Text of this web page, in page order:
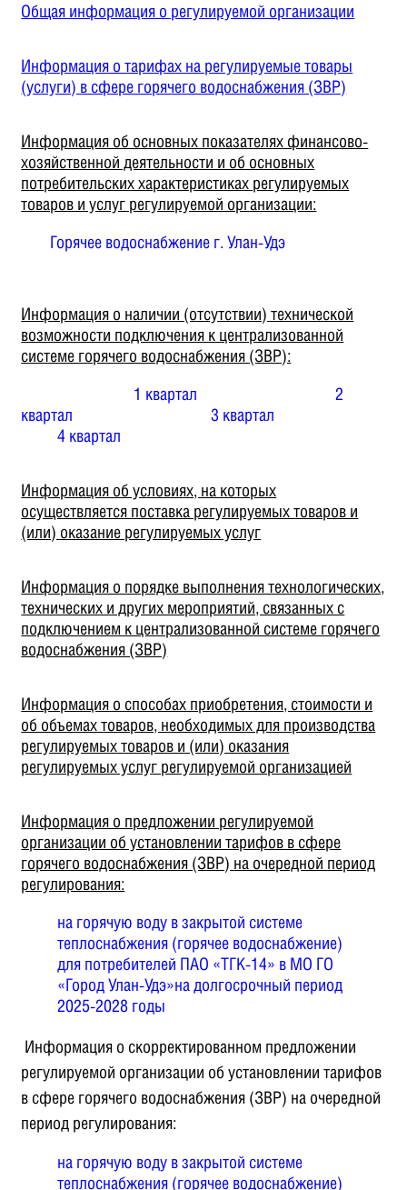
Общая информация о регулируемой организации
Информация о тарифах на регулируемые товары
(услуги) в сфере горячего водоснабжения (ЗВР)
Информация об основных показателях финансово-
хозяйственной деятельности и об основных
потребительских характеристиках регулируемых
товаров и услуг регулируемой организации:
Горячее водоснабжение г. Улан-Удэ
Информация о наличии (отсутствии) технической
возможности подключения к централизованной
системе горячего водоснабжения (ЗВР):
1 квартал
2
квартал
3 квартал
4 квартал
Информация об условиях, на которых
осуществляется поставка регулируемых товаров и
(или) оказание регулируемых услуг
Информация о порядке выполнения технологических,
технических и других мероприятий, связанных с
подключением к централизованной системе горячего
водоснабжения (ЗВР)
Информация о способах приобретения, стоимости и
об объемах товаров, необходимых для производства
регулируемых товаров и (или) оказания
регулируемых услуг регулируемой организацией
Информация о предложении регулируемой
организации об установлении тарифов в сфере
горячего водоснабжения (ЗВР) на очередной период
регулирования:
на горячую воду в закрытой системе
теплоснабжения (горячее водоснабжение)
для потребителей ПАО «ТГК-14» в МО ГО
«Город Улан-Удэ»на долгосрочный период
2025-2028 годы
Информация о скорректированном предложении
регулируемой организации об установлении тарифов
в сфере горячего водоснабжения (ЗВР) на очередной
период регулирования:
на горячую воду в закрытой системе
теплоснабжения (горячее водоснабжение)